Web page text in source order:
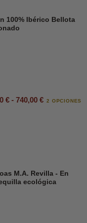
100% Ibérico Bellota
€ - 740,00 € 2 OPCIONES
M.A. Revilla - En
ecológica